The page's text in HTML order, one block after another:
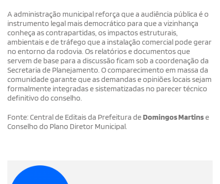
A administração municipal reforça que a audiência pública é o
instrumento legal mais democrático para que a vizinhança
conheça as contrapartidas, os impactos estruturais,
ambientais e de tráfego que a instalação comercial pode gerar
no entorno da rodovia. Os relatórios e documentos que
servem de base para a discussão ficam sob a coordenação da
Secretaria de Planejamento. O comparecimento em massa da
comunidade garante que as demandas e opiniões locais sejam
formalmente integradas e sistematizadas no parecer técnico
definitivo do conselho.
Fonte: Central de Editais da Prefeitura deDomingos Martinse
Conselho do Plano Diretor Municipal.